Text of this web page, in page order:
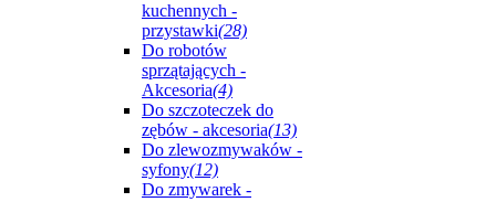
kuchennych -
przystawki(28)
Do robotów
sprzątających -
Akcesoria(4)
Do szczoteczek do
zębów - akcesoria(13)
Do zlewozmywaków -
syfony(12)
Do zmywarek -